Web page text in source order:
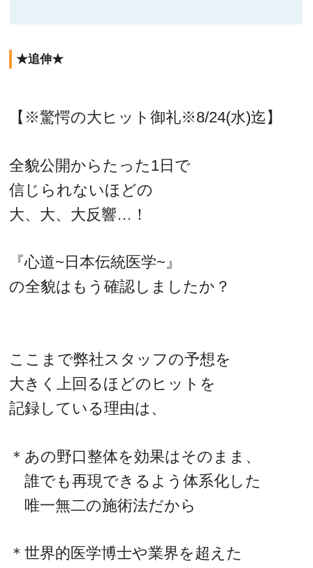
★追伸★
【※驚愕の大ヒット御礼※8/24(水)迄】
全貌公開からたった1日で
信じられないほどの
大、大、大反響…！
『心道~日本伝統医学~』
の全貌はもう確認しましたか？
ここまで弊社スタッフの予想を
大きく上回るほどのヒットを
記録している理由は、
＊あの野口整体を効果はそのまま、
誰でも再現できるよう体系化した
唯一無二の施術法だから
＊世界的医学博士や業界を超えた